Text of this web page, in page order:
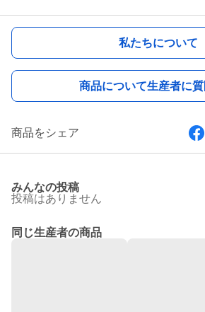
私たちについて
商品について生産者に
商品をシェア
みんなの投稿
投稿はありません
同じ生産者の商品